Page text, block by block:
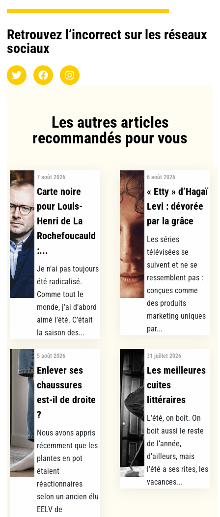
Retrouvez l’incorrect sur les réseaux
sociaux
Les autres articles
recommandés pour vous​
7 août 2026
Carte noire
pour Louis-
Henri de La
Rochefoucauld
:...
Je n’ai pas toujours
été radicalisé.
Comme tout le
monde, j’ai d’abord
aimé l’été. C’était
la saison des...
6 août 2026
« Etty » d’Hagaï
Levi : dévorée
par la grâce
Les séries
télévisées se
suivent et ne se
ressemblent pas :
conçues comme
des produits
marketing uniques
par...
5 août 2026
Enlever ses
chaussures
est-il de droite
?
Nous avons appris
récemment que les
plantes en pot
étaient
réactionnaires
selon un ancien élu
EELV de
31 juillet 2026
Les meilleures
cuites
littéraires
L’été, on boit. On
boit aussi le reste
de l’année,
d’ailleurs, mais
l’été a ses rites, les
vacances...